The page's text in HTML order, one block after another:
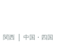
関西 中国・四国